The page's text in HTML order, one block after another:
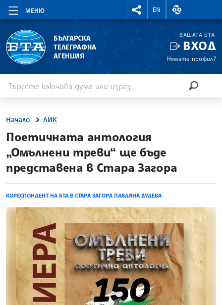
МЕНЮ
RIGHTMENU.SOCIAL
EN
ВАЛУТНИ
БЪЛГАРСКА
ТЕЛЕГРАФНА
АГЕНЦИЯ
ВАШАТА БТА
ВХОД
Нямате профил?
Начало ЛИК
site.bta
Поетичната антология
„Омълнени треви“ ще бъде
представена в Стара Загора
КОРЕСПОНДЕНТ НА БТА В СТАРА ЗАГОРА ПАВЛИНА ДУДЕВА